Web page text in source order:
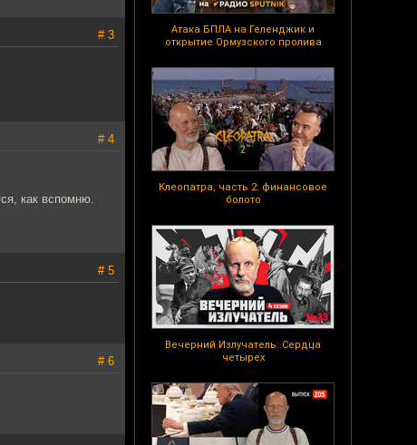
Атака БПЛА на Геленджик и
открытие Ормузского пролива
Клеопатра, часть 2: финансовое
болото
Вечерний Излучатель: Сердца
четырех
# 3
# 4
как вспомню.
# 5
# 6